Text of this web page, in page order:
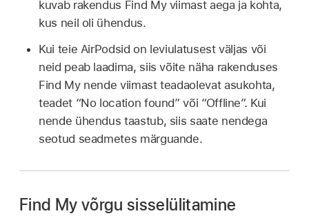
kuvab rakendus Find My viimast aega ja kohta,
kus neil oli ühendus.
Kui teie AirPodsid on leviulatusest väljas või
neid peab laadima, siis võite näha rakenduses
Find My nende viimast teadaolevat asukohta,
teadet “No location found” või “Offline”. Kui
nende ühendus taastub, siis saate nendega
seotud seadmetes märguande.
Find My võrgu sisselülitamine